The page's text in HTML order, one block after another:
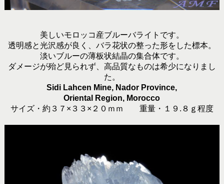
美しいモロッコ産ブルーバライトです。
透明感と光沢感が良く、バラ花状の整った形をした標本。
淡いブルーの薄板状結晶の集合体です。
ダメージが殆ど見られず、高品質なものは希少になりまし
た。
Sidi Lahcen Mine, Nador Province,
Oriental Region, Morocco
サイズ・約３７×３３×２０ｍｍ 重量・１９.８ｇ程度